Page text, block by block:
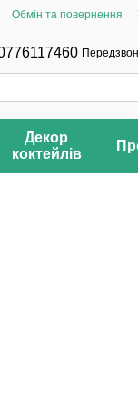
Обмін та повернення
Декор
коктейлів